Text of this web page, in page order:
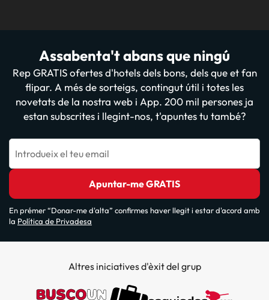
Assabenta't abans que ningú
Rep GRATIS ofertes d'hotels dels bons, dels que et fan
flipar. A més de sorteigs, contingut útil i totes les
novetats de la nostra web i App. 200 mil persones ja
estan subscrites i llegint-nos, t'apuntes tu també?
Introdueix el teu email
Apuntar-me GRATIS
En prémer “Donar-me d'alta” confirmes haver llegit i estar d'acord amb
la Política de Privadesa
Altres iniciatives d'èxit del grup